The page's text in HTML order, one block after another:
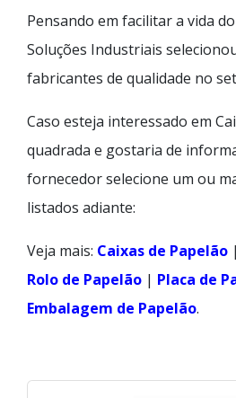
Pensando em facilitar a vida
Soluções Industriais
fabricantes de qualidade no
Caso esteja interessado em
quadrada e gostaria de
fornecedor selecione um ou
listados adiante:
Veja mais: Caixas de Papelão |
Rolo de Papelão | Placa de
Embalagem de Papelão.